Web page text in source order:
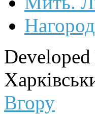
Вгору